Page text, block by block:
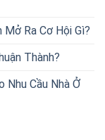
Ra Cơ Hội Gì?
Thành?
Nhu Cầu Nhà Ở